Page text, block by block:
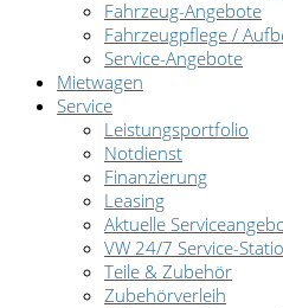
Fahrzeug-Angebote
Fahrzeugpflege /
Service-Angebote
Mietwagen
Service
Leistungsportfolio
Notdienst
Finanzierung
Leasing
Aktuelle
VW 24/7 Service-
Teile & Zubehör
Zubehörverleih